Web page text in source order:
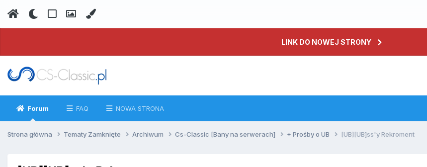
LINK DO NOWEJ STRONY
Forum FAQ NOWA STRONA
Strona główna Tematy Zamknięte Archiwum Cs-Classic [Bany na serwerach] + Prośby o UB [UB][UB]ss'y Rekroment